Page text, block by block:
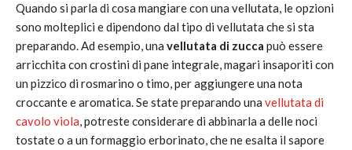
Quando si parla di cosa mangiare con una vellutata, le opzioni
sono molteplici e dipendono dal tipo di vellutata che si sta
preparando. Ad esempio, una vellutata di zucca può essere
arricchita con crostini di pane integrale, magari insaporiti con
un pizzico di rosmarino o timo, per aggiungere una nota
croccante e aromatica. Se state preparando una vellutata di
cavolo viola, potreste considerare di abbinarla a delle noci
tostate o a un formaggio erborinato, che ne esalta il sapore